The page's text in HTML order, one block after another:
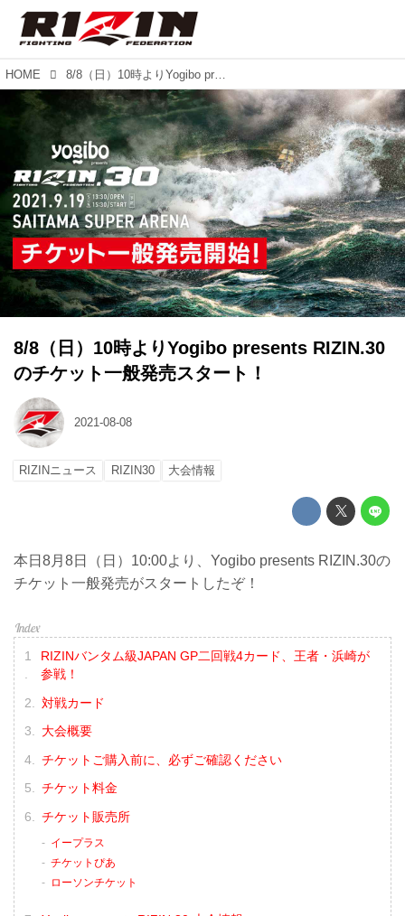
HOME 8/8（日）10時よりYogibo presents RIZIN.30のチケット一般発売スタート！
8/8（日）10時よりYogibo presents RIZIN.30
のチケット一般発売スタート！
2021-08-08
RIZINニュース RIZIN30 大会情報
本日8月8日（日）10:00より、Yogibo presents RIZIN.30の
チケット一般発売がスタートしたぞ！
RIZINバンタム級JAPAN GP二回戦4カード、王者・浜崎が
参戦！
対戦カード
大会概要
チケットご購入前に、必ずご確認ください
チケット料金
チケット販売所
イープラス
チケットぴあ
ローソンチケット